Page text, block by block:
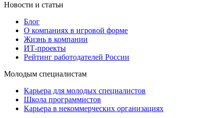
Новости и статьи
Блог
О компаниях в игровой форме
Жизнь в компании
ИТ-проекты
Рейтинг работодателей России
Молодым специалистам
Карьера для молодых специалистов
Школа программистов
Карьера в некоммерческих организациях